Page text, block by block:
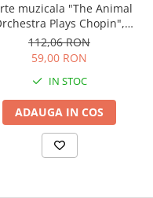
muzicala "The Animal
Plays Chopin",
cartonata, Usborne
112,06 RON
59,00 RON
IN STOC
ADAUGA IN COS